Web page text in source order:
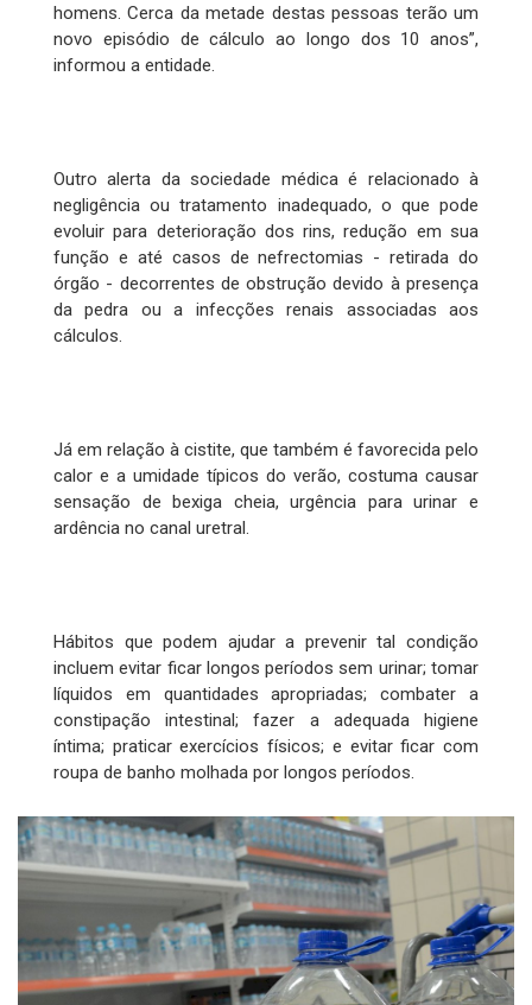
homens. Cerca da metade destas pessoas terão um
novo episódio de cálculo ao longo dos 10 anos”,
informou a entidade.
Outro alerta da sociedade médica é relacionado à
negligência ou tratamento inadequado, o que pode
evoluir para deterioração dos rins, redução em sua
função e até casos de nefrectomias - retirada do
órgão - decorrentes de obstrução devido à presença
da pedra ou a infecções renais associadas aos
cálculos.
Já em relação à cistite, que também é favorecida pelo
calor e a umidade típicos do verão, costuma causar
sensação de bexiga cheia, urgência para urinar e
ardência no canal uretral.
Hábitos que podem ajudar a prevenir tal condição
incluem evitar ficar longos períodos sem urinar; tomar
líquidos em quantidades apropriadas; combater a
constipação intestinal; fazer a adequada higiene
íntima; praticar exercícios físicos; e evitar ficar com
roupa de banho molhada por longos períodos.